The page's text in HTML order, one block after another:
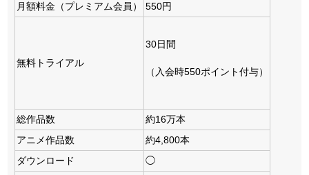
月額料金（プレミアム会員）
550円
無料トライアル
30日間
（入会時550ポイント付与）
総作品数
約16万本
アニメ作品数
約4,800本
ダウンロード
◯